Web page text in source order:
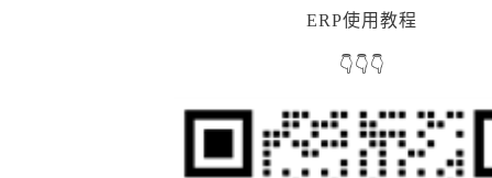
ERP使用教程
👇👇👇